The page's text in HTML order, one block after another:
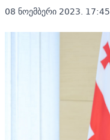
08 ნოემბერი 2023. 17:45